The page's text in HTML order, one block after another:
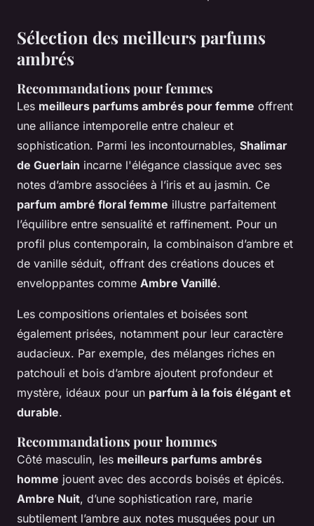
Sélection des meilleurs parfums
ambrés
Recommandations pour femmes
Les meilleurs parfums ambrés pour femme offrent
une alliance intemporelle entre chaleur et
sophistication. Parmi les incontournables, Shalimar
de Guerlain incarne l'élégance classique avec ses
notes d’ambre associées à l’iris et au jasmin. Ce
parfum ambré floral femme illustre parfaitement
l’équilibre entre sensualité et raffinement. Pour un
profil plus contemporain, la combinaison d’ambre et
de vanille séduit, offrant des créations douces et
enveloppantes comme Ambre Vanillé.
Les compositions orientales et boisées sont
également prisées, notamment pour leur caractère
audacieux. Par exemple, des mélanges riches en
patchouli et bois d’ambre ajoutent profondeur et
mystère, idéaux pour un parfum à la fois élégant et
durable.
Recommandations pour hommes
Côté masculin, les meilleurs parfums ambrés
homme jouent avec des accords boisés et épicés.
Ambre Nuit, d’une sophistication rare, marie
subtilement l’ambre aux notes musquées pour un